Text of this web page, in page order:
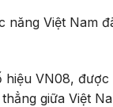
Việt Nam
VN08,
giữa Việt